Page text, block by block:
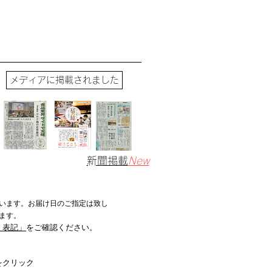
​メディアに掲載されました
ます。お届け日のご指定は致し
。
記」 をご確認ください。
リック
​新聞掲載New